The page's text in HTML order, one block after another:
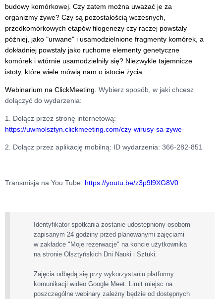
budowy komórkowej. Czy zatem można uważać je za
organizmy żywe? Czy są pozostałością wczesnych,
przedkomórkowych etapów filogenezy czy raczej powstały
później, jako "urwane" i usamodzielnione fragmenty komórek, a
dokładniej powstały jako ruchome elementy genetyczne
komórek i wtórnie usamodzielniły się? Niezwykle tajemnicze
istoty, które wiele mówią nam o istocie życia.
Webinarium na ClickMeeting. Wybierz sposób, w jaki chcesz
dołączyć do wydarzenia:
1. Dołącz przez stronę internetową:
https://uwmolsztyn.clickmeeting.com/czy-wirusy-sa-zywe-
2. Dołącz przez aplikację mobilną: ID wydarzenia: 366-282-851
Transmisja na You Tube: https://youtu.be/z3p9l9XG8V0
Identyfikator spotkania zostanie udostępniony osobom
zapisanym 24 godziny przed planowanymi zajęciami
w zakładce "Moje rezerwacje" na koncie użytkownika
na stronie Olsztyńskich Dni Nauki i Sztuki.
Zajęcia odbędą się przy wykorzystaniu platformy
komunikacji wideo Google Meet. Limit miejsc na
poszczególne webinary zależny będzie od dostępnych